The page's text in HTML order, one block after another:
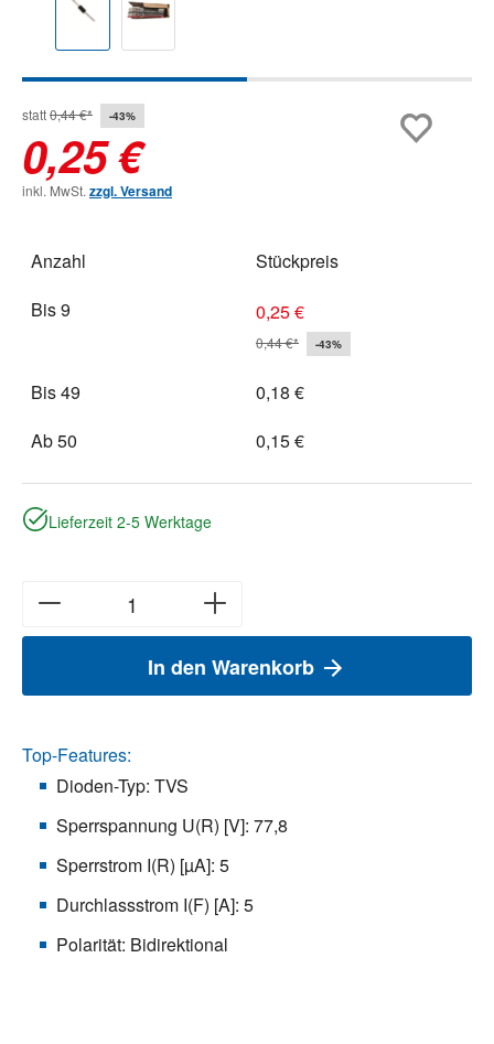
statt0,44 €* -43%
0,25 €
inkl. MwSt. zzgl. Versand
Anzahl
Stückpreis
Bis9 0,25 €
0,44 €* -43%
Bis49
0,18 €
Ab50 0,15 €
Lieferzeit 2-5 Werktage
In den Warenkorb
Top-Features:
Dioden-Typ: TVS
Sperrspannung U(R) [V]: 77,8
Sperrstrom I(R) [µA]: 5
Durchlassstrom I(F) [A]: 5
Polarität: Bidirektional